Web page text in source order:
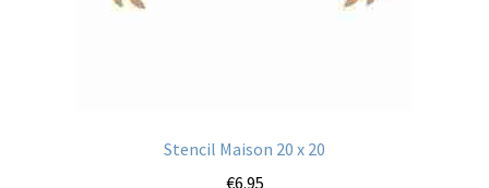
Stencil Maison 20 x 20
€6.95